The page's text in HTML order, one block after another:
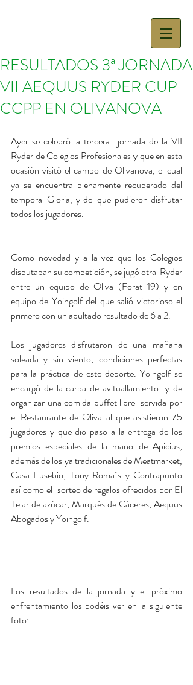
RESULTADOS 3ª JORNADA
VII AEQUUS RYDER CUP
CCPP EN OLIVANOVA
Ayer se celebró la tercera  jornada de la VII
Ryder de Colegios Profesionales y que en esta
ocasión visitó el campo de Olivanova, el cual
ya se encuentra plenamente recuperado del
temporal Gloria, y del que pudieron disfrutar
todos los jugadores.
Como novedad y a la vez que los Colegios
disputaban su competición, se jugó otra  Ryder
entre un equipo de Oliva (Forat 19) y en
equipo de Yoingolf del que salió victorioso el
primero con un abultado resultado de 6 a 2.
Los jugadores disfrutaron de una mañana
soleada y sin viento, condiciones perfectas
para la práctica de este deporte. Yoingolf se
encargó de la carpa de avituallamiento  y de
organizar una comida buffet libre  servida por
el Restaurante de Oliva al que asistieron 75
jugadores y que dio paso a la entrega de los
premios especiales de la mano de Apicius,
además de los ya tradicionales de Meatmarket,
Casa Eusebio, Tony Roma´s y Contrapunto
así como el  sorteo de regalos ofrecidos por El
Telar de azúcar, Marqués de Cáceres, Aequus
Abogados y Yoingolf.
Los resultados de la jornada y el próximo
enfrentamiento los podéis ver en la siguiente
foto: